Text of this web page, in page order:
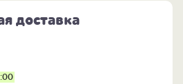
доставка